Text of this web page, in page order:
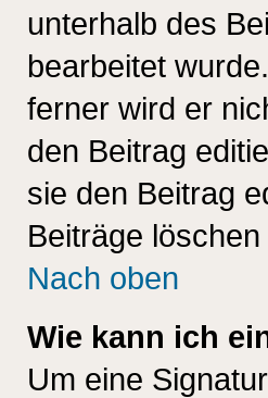
unterhalb des
bearbeitet
ferner wird er
den Beitrag
sie den Beitrag
Beiträge
Nach oben
Wie kann ich
Um eine